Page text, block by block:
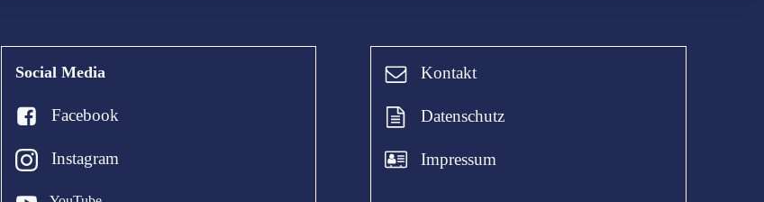
Social Media
Facebook
Instagram
Kontakt
Datenschutz
Impressum